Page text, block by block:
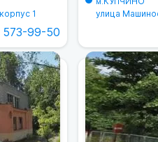
1
573-99-50
м.
улица